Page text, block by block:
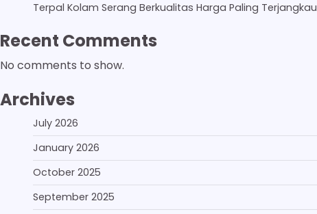
Terpal Kolam Serang Berkualitas Harga Paling Terjangkau
Recent Comments
No comments to show.
Archives
July 2026
January 2026
October 2025
September 2025